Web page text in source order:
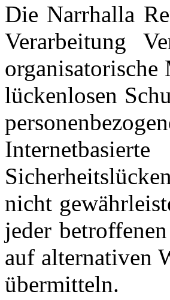
Die Narrhalla
Verarbeitung
organisatorische
lückenlosen
nicht
jeder
auf alternativen
übermitteln.